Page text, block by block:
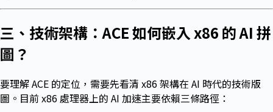
三、技術架構：ACE 如何嵌入 x86 的 AI 拼
圖？
要理解 ACE 的定位，需要先看清 x86 架構在 AI 時代的技術版
圖。目前 x86 處理器上的 AI 加速主要依賴三條路徑：